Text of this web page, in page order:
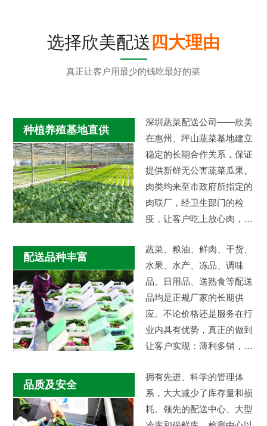
选择欣美配送 四大理由
真正让客户用最少的钱吃最好的菜
种植养殖基地直供
深圳蔬菜配送公司——欣美
在惠州、坪山蔬菜基地建立
稳定的长期合作关系，保证
提供新鲜无公害蔬菜瓜果。
肉类均来至市政府所指定的
肉联厂，经卫生部门的检
疫，让客户吃上放心肉，让
市场环节，…
配送品种丰富
蔬菜、粮油、鲜肉、干货、
水果、水产、冻品、调味
品、日用品、送熟食等配送
品均是正规厂家的长期供
应。不论价格还是服务在行
业内具有优势，真正的做到
让客户实现：薄利多销，物
品质及安全
拥有先进、科学的管理体
系，大大减少了库存量和损
耗。领先的配送中心、大型